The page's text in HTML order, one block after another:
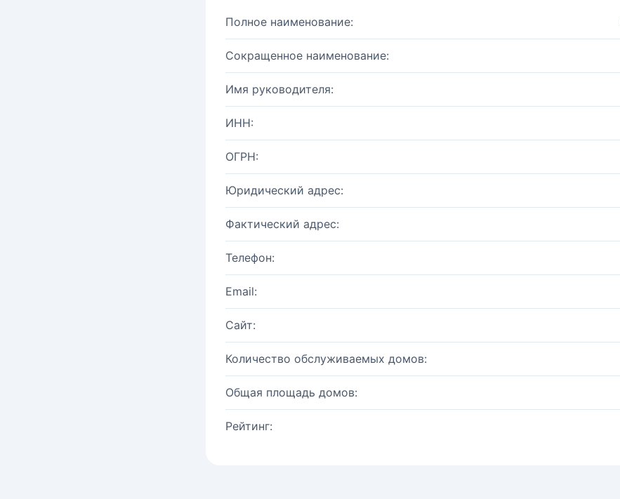
Полное наименование:
Сокращенное наименование:
Имя руководителя:
ИНН:
ОГРН:
Юридический адрес:
Фактический адрес:
Телефон:
Email:
Сайт:
Количество обслуживаемых домов:
Общая площадь домов:
Рейтинг: